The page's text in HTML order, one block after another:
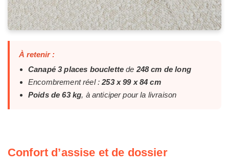
À retenir :
Canapé 3 places bouclette de 248 cm de long
Encombrement réel :253 x 99 x 84 cm
Poids de 63 kg, à anticiper pour la livraison
Confort d’assise et de dossier